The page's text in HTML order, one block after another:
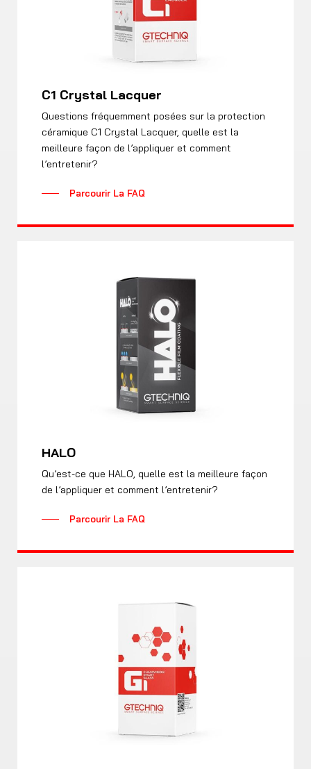
C1 Crystal Lacquer
Questions fréquemment posées sur la protection
céramique C1 Crystal Lacquer, quelle est la
meilleure façon de l’appliquer et comment
l’entretenir?
Parcourir La FAQ
HALO
Qu’est-ce que HALO, quelle est la meilleure façon
de l’appliquer et comment l’entretenir?
Parcourir La FAQ